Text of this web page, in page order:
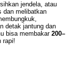
jendela, atau
dan melibatkan
detak jantung dan
bisa membakar 200–
rapi!